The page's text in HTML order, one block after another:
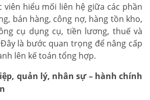
viên hiểu mối liên hệ giữa các phần
bán hàng, công nợ, hàng tồn kho,
cụ dụng cụ, tiền lương, thuế và
là bước quan trọng để nâng cấp
lên kế toán tổng hợp.
quản lý, nhân sự – hành chính